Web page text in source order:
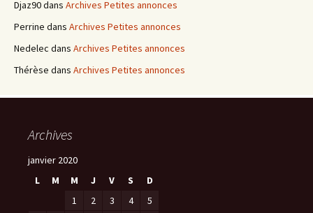
Djaz90dans Archives Petites annonces
Perrine dans Archives Petites annonces
Nedelec dans Archives Petites annonces
Thérèse dans Archives Petites annonces
Archives
janvier 2020
L
M M J V S
D
1
2 3 4
5